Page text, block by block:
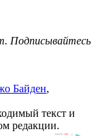
Подписывайтесь
Байден,
текст и
редакции.